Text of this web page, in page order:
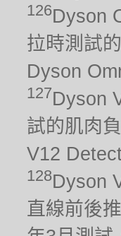
126Dyson
拉時測試
Dyson
127Dyson
試的肌肉
V12
128Dyson
直線前後